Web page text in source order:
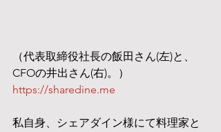
（代表取締役社長の飯田さん(左)と、
CFOの井出さん(右)。）
https://sharedine.me
私自身、シェアダイン様にて料理家と